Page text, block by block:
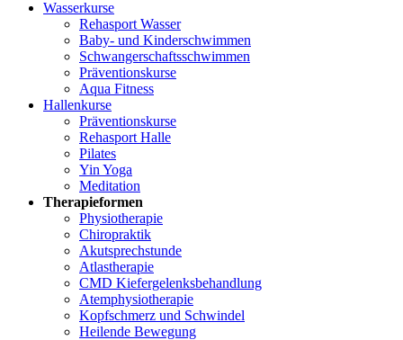
Wasserkurse
Rehasport Wasser
Baby- und Kinderschwimmen
Schwangerschafts­schwimmen
Präventionskurse
Aqua Fitness
Hallenkurse
Präventionskurse
Rehasport Halle
Pilates
Yin Yoga
Meditation
Therapieformen
Physiotherapie
Chiropraktik
Akutsprechstunde
Atlastherapie
CMD Kiefer­gelenks­behandlung
Atem­physio­therapie
Kopfschmerz und Schwindel
Heilende Bewegung